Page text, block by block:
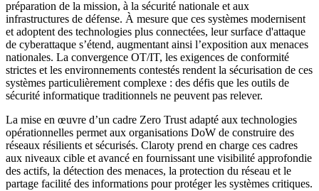
préparation de la mission, à la sécurité nationale et aux
infrastructures de défense. À mesure que ces systèmes modernisent
et adoptent des technologies plus connectées, leur surface d'attaque
de cyberattaque s’étend, augmentant ainsi l’exposition aux menaces
nationales. La convergence OT/IT, les exigences de conformité
strictes et les environnements contestés rendent la sécurisation de ces
systèmes particulièrement complexe : des défis que les outils de
sécurité informatique traditionnels ne peuvent pas relever.
La mise en œuvre d’un cadre Zero Trust adapté aux technologies
opérationnelles permet aux organisations DoW de construire des
réseaux résilients et sécurisés. Claroty prend en charge ces cadres
aux niveaux cible et avancé en fournissant une visibilité approfondie
des actifs, la détection des menaces, la protection du réseau et le
partage facilité des informations pour protéger les systèmes critiques.